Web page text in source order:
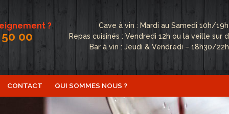
?
00
Cave à vin : Mardi au Samedi 10h/19h
Repas cuisinés : Vendredi 12h ou la veille sur
Bar à vin : Jeudi & Vendredi – 18h30/
CONTACT QUI SOMMES NOUS ?
Conditions Générales de Vente